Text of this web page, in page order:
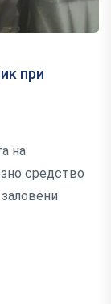
при
на
средство